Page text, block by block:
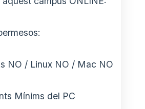
NO / Linux NO / Mac NO
Mínims del PC